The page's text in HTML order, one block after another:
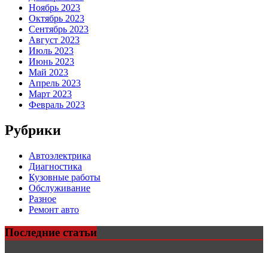
Ноябрь 2023
Октябрь 2023
Сентябрь 2023
Август 2023
Июль 2023
Июнь 2023
Май 2023
Апрель 2023
Март 2023
Февраль 2023
Рубрики
Автоэлектрика
Диагностика
Кузовные работы
Обслуживание
Разное
Ремонт авто
Последние статьи